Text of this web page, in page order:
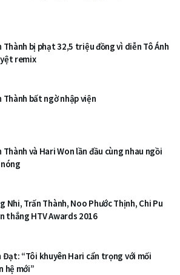
Thành bị phạt 32,5 triệu đồng vì diễn Tô Ánh
remix
Thành bất ngờ nhập viện
Thành và Hari Won lần đầu cùng nhau ngồi
Nhi, Trấn Thành, Noo Phước Thịnh, Chi Pu
thắng HTV Awards 2016
Đạt: “Tôi khuyên Hari cẩn trọng với mối
hệ mới”